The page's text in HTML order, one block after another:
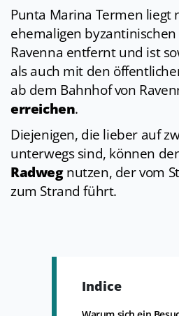
Punta Marina Termen liegt
ehemaligen
Ravenna entfernt und ist
als auch mit den
ab dem Bahnhof von
erreichen.
Diejenigen, die lieber auf
unterwegs sind, können
Radwegnutzen, der vom
zum Strand führt.
Indice